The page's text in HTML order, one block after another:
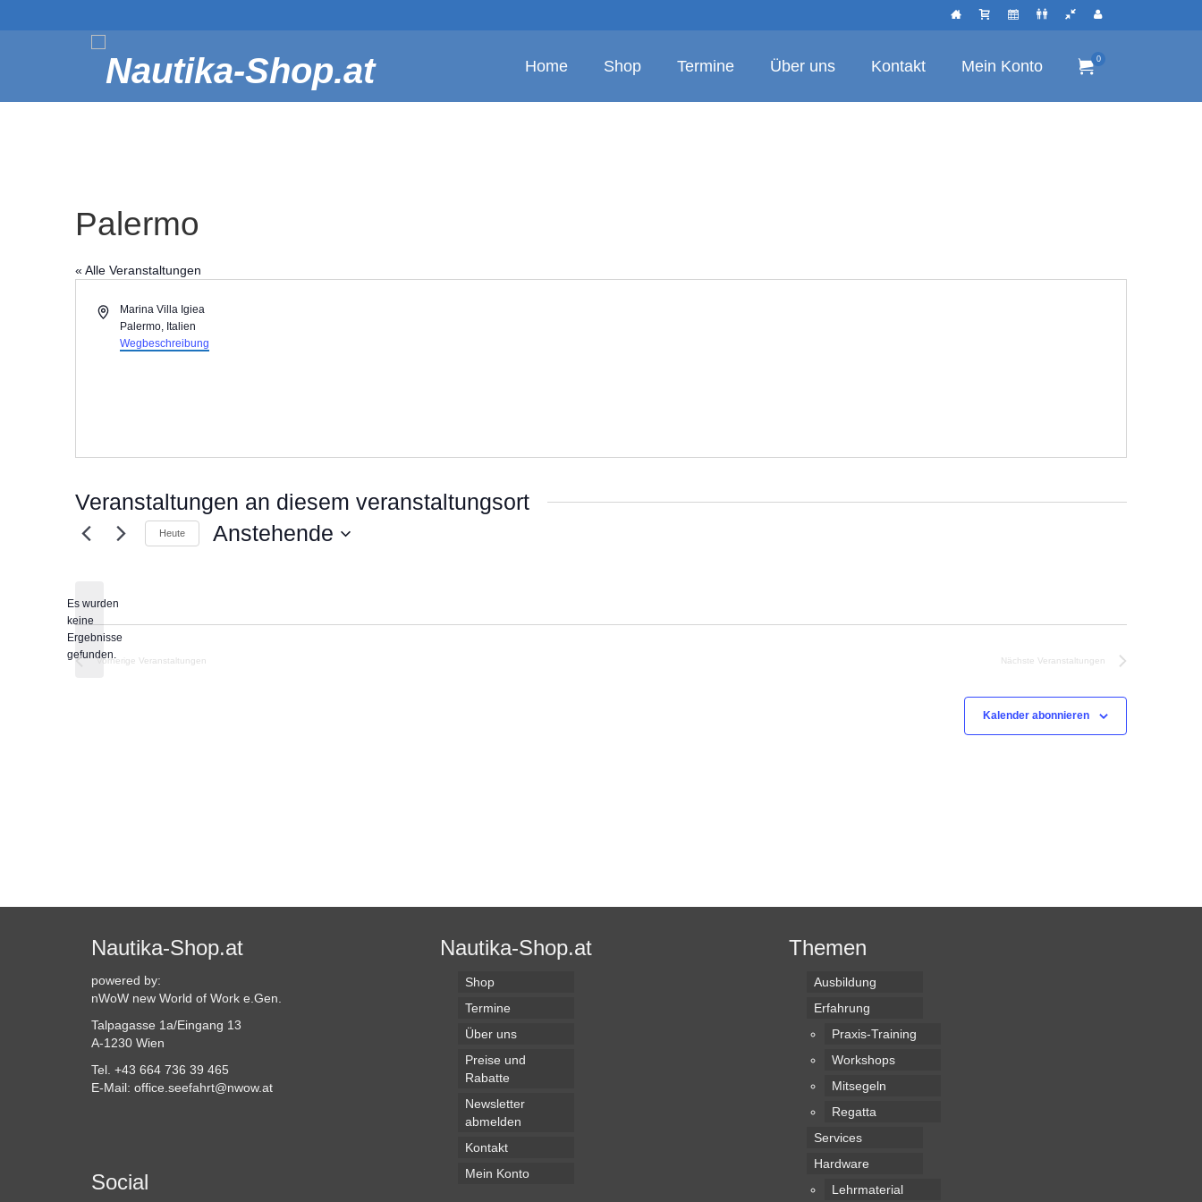
Home Shop Termine Über uns Kontakt Mein Konto 0
Palermo
« Alle Veranstaltungen
AdresseMarina Villa Igiea
Palermo, Italien
Wegbeschreibung
Veranstaltungen an diesem veranstaltungsort
Hinweis
Es wurden
keine
Ergebnisse
gefunden.
Heute Anstehende
Vorherige Veranstaltungen Nächste Veranstaltungen
Kalender abonnieren
Nautika-Shop.at
powered by:
nWoW new World of Work e.Gen.
Talpagasse 1a/Eingang 13
A-1230 Wien
Tel. +43 664 736 39 465
E-Mail: office.seefahrt@nwow.at
Social
Nautika-Shop.at
Shop
Termine
Über uns
Preise und
Rabatte
Newsletter
abmelden
Kontakt
Mein Konto
Themen
Ausbildung
Erfahrung
Praxis-Training
Workshops
Mitsegeln
Regatta
Services
Hardware
Lehrmaterial